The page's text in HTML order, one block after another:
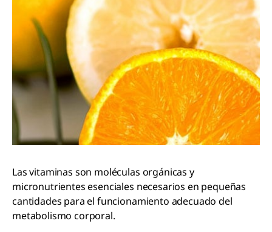
Las vitaminas son moléculas orgánicas y
micronutrientes esenciales necesarios en pequeñas
cantidades para el funcionamiento adecuado del
metabolismo corporal.